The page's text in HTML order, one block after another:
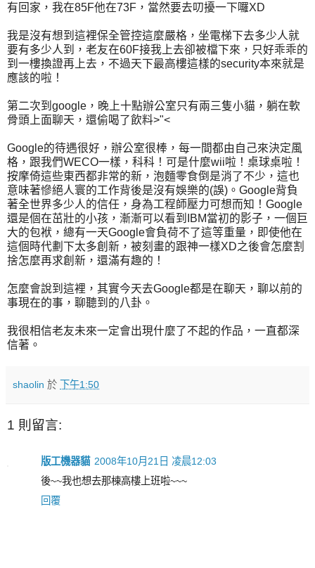
有回家，我在85F他在73F，當然要去叨擾一下囉XD
我是沒有想到這裡保全管控這麼嚴格，坐電梯下去多少人就
要有多少人到，老友在60F接我上去卻被檔下來，只好乖乖的
到一樓換證再上去，不過天下最高樓這樣的security本來就是
應該的啦！
第二次到google，晚上十點辦公室只有兩三隻小貓，躺在軟
骨頭上面聊天，還偷喝了飲料>"<
Google的待遇很好，辦公室很棒，每一間都由自己來決定風
格，跟我們WECO一樣，科科！可是什麼wii啦！桌球桌啦！
按摩倚這些東西都非常的新，泡麵零食倒是消了不少，這也
意味著慘絕人寰的工作背後是沒有娛樂的(誤)。Google背負
著全世界多少人的信任，身為工程師壓力可想而知！Google
還是個在茁壯的小孩，漸漸可以看到IBM當初的影子，一個巨
大的包袱，總有一天Google會負荷不了這等重量，即使他在
這個時代劃下太多創新，被刻畫的跟神一樣XD之後會怎麼割
捨怎麼再求創新，還滿有趣的！
怎麼會說到這裡，其實今天去Google都是在聊天，聊以前的
事現在的事，聊聽到的八卦。
我很相信老友未來一定會出現什麼了不起的作品，一直都深
信著。
shaolin 於 下午1:50
1 則留言:
版工機器貓 2008年10月21日 凌晨12:03
後~~我也想去那棟高樓上班啦~~~
回覆